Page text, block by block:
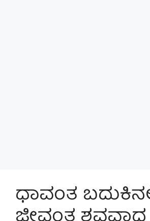
ಧಾವಂತ